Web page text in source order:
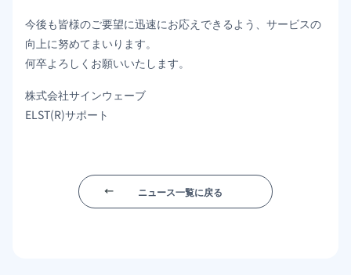
今後も皆様のご要望に迅速にお応えできるよう、サービスの
向上に努めてまいります。
何卒よろしくお願いいたします。
株式会社サインウェーブ
ELST(R)サポート
ニュース一覧に戻る